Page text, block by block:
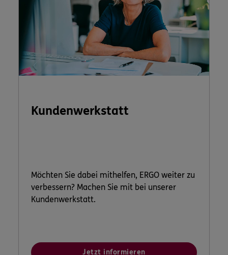
Kundenwerkstatt
Möchten Sie dabei mithelfen, ERGO weiter zu
verbessern? Machen Sie mit bei unserer
Kundenwerkstatt.
Jetzt informieren